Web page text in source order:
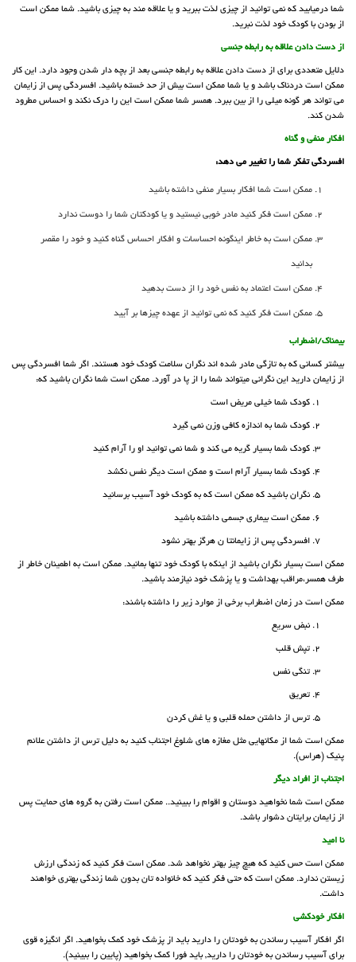
شما درمیابید که نمی توانید از چیزی لذت ببرید و یا علاقه مند به چیزی باشید. شما ممکن است
از بودن با کودک خود لذت نبرید.
از دست دادن علاقه به رابطه جنسی
دلایل متعددی برای از دست دادن علاقه به رابطه جنسی بعد از بچه دار شدن وجود دارد. این کار
ممکن است دردناک باشد و یا شما ممکن است بیش از حد خسته باشید. افسردگی پس از زایمان
می تواند هر گونه میلی را از بین ببرد. همسر شما ممکن است این را درک نکند و احساس مطرود
شدن کند.
افکار منفی و گناه
افسردگی تفکر شما را تغییر می دهد:
ممکن است شما افکار بسیار منفی داشته باشید
ممکن است فکر کنید مادر خوبی نیستید و یا کودکتان شما را دوست ندارد
ممکن است به خاطر اینگونه احساسات و افکار احساس گناه کنید و خود را مقصر
بدانید
ممکن است اعتماد به نفس خود را از دست بدهید
ممکن است فکر کنید که نمی توانید از عهده چیزها بر آیید
بیمناک/اضطراب
بیشتر کسانی که به تازگی مادر شده اند نگران سلامت کودک خود هستند. اگر شما افسردگی پس
از زایمان دارید این نگرانی میتواند شما را از پا در آورد. ممکن است شما نگران باشید که:
1. کودک شما خیلی مریض است
2. کودک شما به اندازه کافی وزن نمی گیرد
3. کودک شما بسیار گریه می کند و شما نمی توانید او را آرام کنید
4. کودک شما بسیار آرام است و ممکن است دیگر نفس نکشد
5. نگران باشید که ممکن است که به کودک خود آسیب برسانید
6. ممکن است بیماری جسمی داشته باشید
7. افسردگی پس از زایمانتا ن هرگز بهتر نشود
ممکن است بسیار نگران باشید از اینکه با کودک خود تنها بمانید. ممکن است به اطمینان خاطر از
طرف همسر،مراقب بهداشت و یا پزشک خود نیازمند باشید.
ممکن است در زمان اضطراب برخی از موارد زیر را داشته باشند:
1. نبض سریع
2. تپش قلب
3. تنگی نفس
4. تعریق
5. ترس از داشتن حمله قلبی و یا غش کردن
ممکن است شما از مکانهایی مثل مغازه های شلوغ اجتناب کنید به دلیل ترس از داشتن علائم
پنیک (هراس).
اجتناب از افراد دیگر
ممکن است شما نخواهید دوستان و اقوام را ببینید.. ممکن است رفتن به گروه های حمایت پس
از زایمان برایتان دشوار باشد.
نا امید
ممکن است حس کنید که هیچ چیز بهتر نخواهد شد. ممکن است فکر کنید که زندگی ارزش
زیستن ندارد. ممکن است که حتی فکر کنید که خانواده تان بدون شما زندگی بهتری خواهند
داشت.
افکار خودکشی
اگر افکار آسیب رساندن به خودتان را دارید باید از پزشک خود کمک بخواهید. اگر انگیزه قوی
برای آسیب رساندن به خودتان را دارید, باید فورا کمک بخواهید (پایین را ببینید).